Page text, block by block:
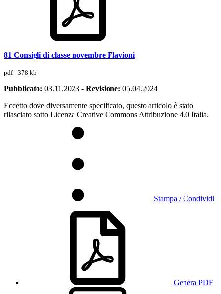
81 Consigli di classe novembre Flavioni
pdf - 378 kb
Pubblicato: 03.11.2023 - Revisione: 05.04.2024
Eccetto dove diversamente specificato, questo articolo è stato
rilasciato sotto Licenza Creative Commons Attribuzione 4.0 Italia.
Stampa / Condividi
Genera PDF